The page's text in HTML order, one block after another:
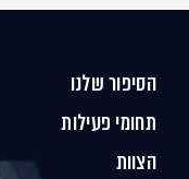
הסיפור שלנו
תחומי פעילות
הצוות